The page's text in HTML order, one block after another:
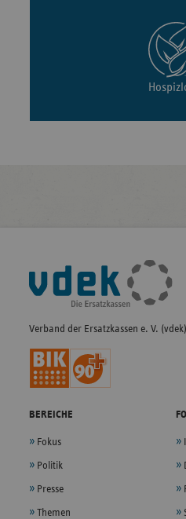
Fußleisten-
Navigation
Verband der Ersatzkassen e. V. (vdek)
BEREICHE
Fokus
Politik
Presse
Themen